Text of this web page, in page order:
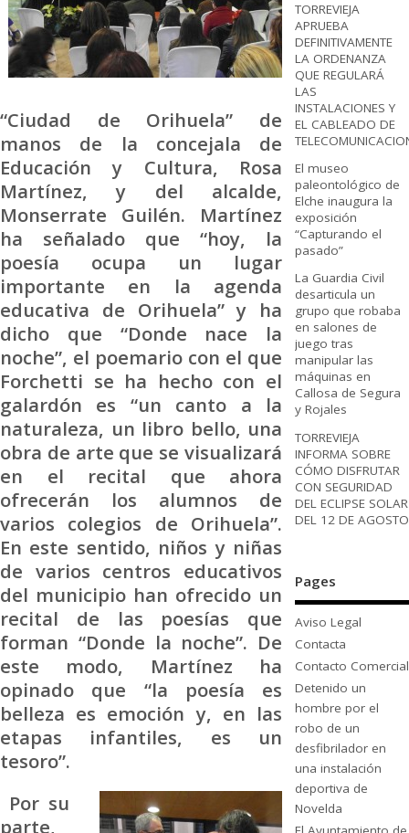
“Ciudad de Orihuela” de
manos de la concejala de
Educación y Cultura, Rosa
Martínez, y del alcalde,
Monserrate Guilén. Martínez
ha señalado que “hoy, la
poesía ocupa un lugar
importante en la agenda
educativa de Orihuela” y ha
dicho que “Donde nace la
noche”, el poemario con el que
Forchetti se ha hecho con el
galardón es “un canto a la
naturaleza, un libro bello, una
obra de arte que se visualizará
en el recital que ahora
ofrecerán los alumnos de
varios colegios de Orihuela”.
En este sentido, niños y niñas
de varios centros educativos
del municipio han ofrecido un
recital de las poesías que
forman “Donde la noche”. De
este modo, Martínez ha
opinado que “la poesía es
belleza es emoción y, en las
etapas infantiles, es un
tesoro”.
Por su
parte,
TORREVIEJA
APRUEBA
DEFINITIVAMENTE
LA ORDENANZA
QUE REGULARÁ
LAS
INSTALACIONES Y
EL CABLEADO DE
El museo
paleontológico de
Elche inaugura la
exposición
“Capturando el
pasado”
La Guardia Civil
desarticula un
grupo que robaba
en salones de
juego tras
manipular las
máquinas en
Callosa de Segura
y Rojales
TORREVIEJA
INFORMA SOBRE
CÓMO DISFRUTAR
CON SEGURIDAD
DEL ECLIPSE SOLAR
DEL 12 DE AGOSTO
Pages
Aviso Legal
Contacta
Contacto Comercial
Detenido un
hombre por el
robo de un
desfibrilador en
una instalación
deportiva de
Novelda